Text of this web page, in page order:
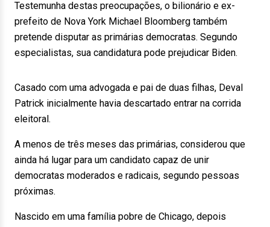
Testemunha destas preocupações, o bilionário e ex-
prefeito de Nova York Michael Bloomberg também
pretende disputar as primárias democratas. Segundo
especialistas, sua candidatura pode prejudicar Biden.
Casado com uma advogada e pai de duas filhas, Deval
Patrick inicialmente havia descartado entrar na corrida
eleitoral.
A menos de três meses das primárias, considerou que
ainda há lugar para um candidato capaz de unir
democratas moderados e radicais, segundo pessoas
próximas.
Nascido em uma família pobre de Chicago, depois